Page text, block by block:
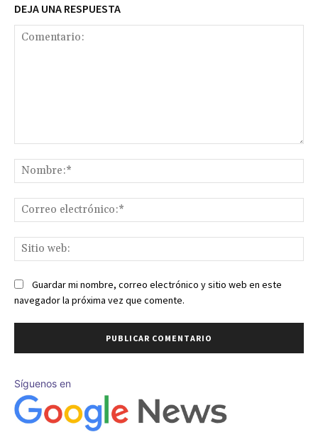
DEJA UNA RESPUESTA
Guardar mi nombre, correo electrónico y sitio web en este
navegador la próxima vez que comente.
Síguenos en